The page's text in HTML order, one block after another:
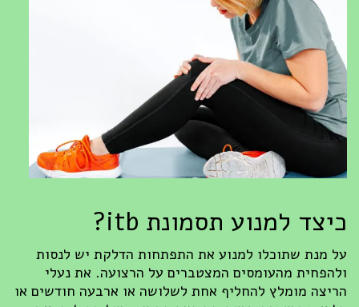
כיצד למנוע תסמונת itb?
על מנת שתוכלו למנוע את התפתחות הדלקת יש לנסות
ולהפחית מהעומסים המצטברים על הרצועה. את נעלי
הריצה מומלץ להחליף אחת לשלושה או ארבעה חודשים או